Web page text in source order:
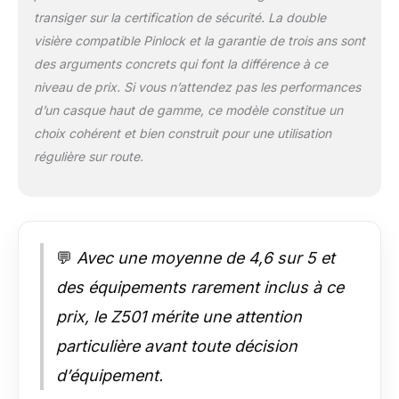
et visière miroir),
toutes deux
compatibles avec
Pin-lock anti-buée
ailerons (aileron
teinté noir et aileron
miroir).
transiger sur la certification de sécurité. La double
visière compatible Pinlock et la garantie de trois ans sont
des arguments concrets qui font la différence à ce
niveau de prix. Si vous n’attendez pas les performances
d’un casque haut de gamme, ce modèle constitue un
choix cohérent et bien construit pour une utilisation
régulière sur route.
💬 Avec une moyenne de 4,6 sur 5 et
des équipements rarement inclus à ce
prix, le Z501 mérite une attention
particulière avant toute décision
d’équipement.